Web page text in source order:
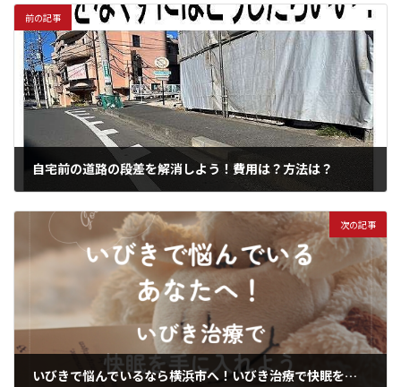
前の記事
自宅前の道路の段差を解消しよう！費用は？方法は？
次の記事
いびきで悩んでいるなら横浜市へ！いびき治療で快眠を手に入れよう